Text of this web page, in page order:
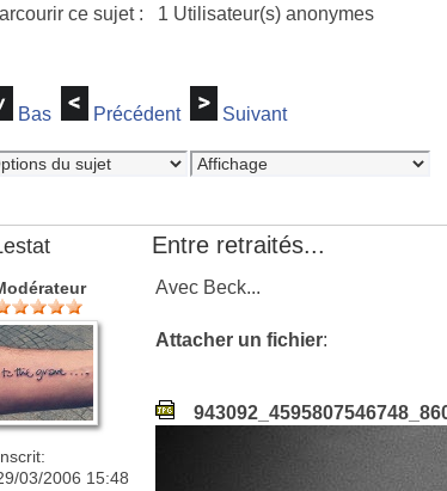
ce sujet : 1 Utilisateur(s) anonymes
Bas Précédent Suivant
Entre retraités...
03/2006 15:48
Avec Beck...
Attacher un fichier: